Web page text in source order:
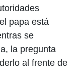
papa está
se
la pregunta
al frente de